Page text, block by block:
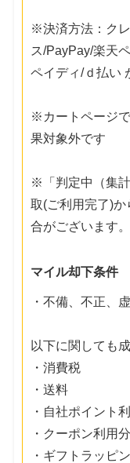
※決済方法：ク
ス/PayPay/楽天
ペイディ/ｄ払い
※カートページ
果対象外です
※「判定中（集
取(ご利用完了)
合がございます
マイル却下条件
・不備、不正、
以下に関しても
・消費税
・送料
・自社ポイント
・クーポン利用分
・ギフトラッピ